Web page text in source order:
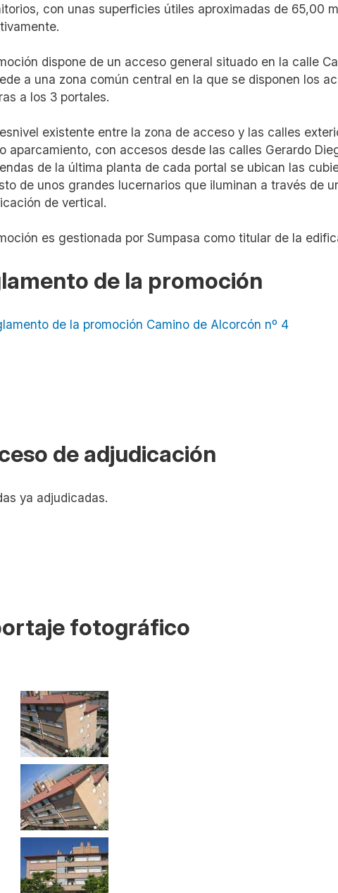
con unas superficies útiles aproximadas de 65,00
dispone de un acceso general situado en la calle
a una zona común central en la que se disponen los
a los 3 portales.
existente entre la zona de acceso y las calles
aparcamiento, con accesos desde las calles Gerardo
de la última planta de cada portal se ubican las
de unos grandes lucernarios que iluminan a través de
de vertical.
es gestionada por Sumpasa como titular de la
de la promoción
de la promoción Camino de Alcorcón nº 4
de adjudicación
ya adjudicadas.
fotográfico